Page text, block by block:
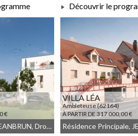
600,00 € À PARTIR DE 231
Découvrir le
€
Meublé non géré, JEANBRUN, Droit commun
VILLA LÉA
Ambleteuse (62164)
À PARTIR DE 317 000,00 €